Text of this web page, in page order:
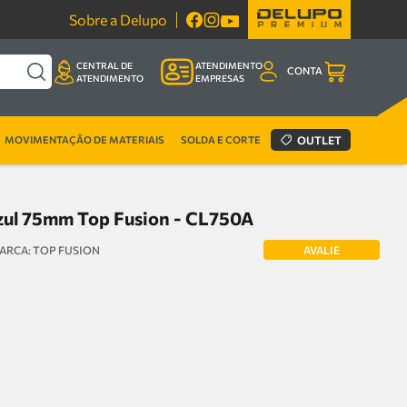
Sobre a Delupo
CENTRAL DE
ATENDIMENTO
ATENDIMENTO
EMPRESAS
CONTA
MOVIMENTAÇÃO DE MATERIAIS SOLDA E CORTE OUTLET
75mm Top Fusion - CL750A
TOP FUSION AVALIE